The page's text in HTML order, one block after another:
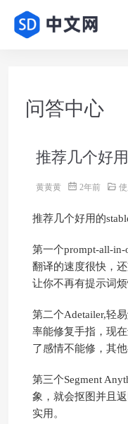
问答中心
推荐几个好
黄黄黄 2年前
推荐几个好用的
第一个prompt-all-in-
翻译的速度很快，还
让你不再有提示词烦
第二个Adetailer,轻
率能修复手指，现
了感情不能修，其他
第三个Segment
象，就会抠图并且
实用。